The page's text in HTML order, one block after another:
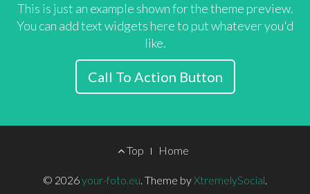
This is just an example shown for the theme preview.
You can add text widgets here to put whatever you'd
like.
Call To Action Button
Menu
Top Home
© 2026your-foto.eu. Theme byXtremelySocial.